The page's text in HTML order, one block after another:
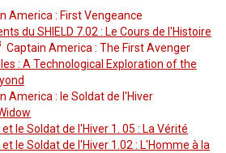
America : First Vengeance
du SHIELD 7.02 : Le Cours de l'Histoire
Captain America : The First Avenger
: A Technological Exploration of the
America : le Soldat de l'Hiver
et le Soldat de l'Hiver 1. 05 : La Vérité
et le Soldat de l'Hiver 1.02 : L'Homme à la